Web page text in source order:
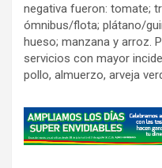
negativa fueron: tomate;
ómnibus/flota; plátano/
hueso; manzana y arroz.
servicios con mayor
pollo, almuerzo, arveja
A
d